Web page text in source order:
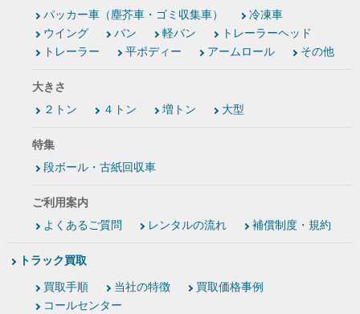
パッカー車（塵芥車・ゴミ収集車）
冷凍車
ウイング
バン 軽バン
トレーラーヘッド
トレーラー
平ボディー アームロール その他
大きさ
２トン
４トン 増トン 大型
特集
段ボール・古紙回収車
ご利用案内
よくあるご質問
レンタルの流れ 補償制度・規約
トラック買取
買取手順 当社の特徴
買取価格事例
コールセンター